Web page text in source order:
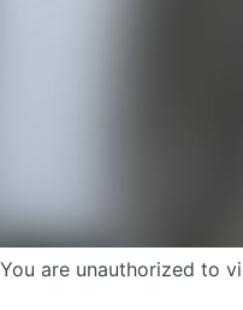
You are unauthorized to